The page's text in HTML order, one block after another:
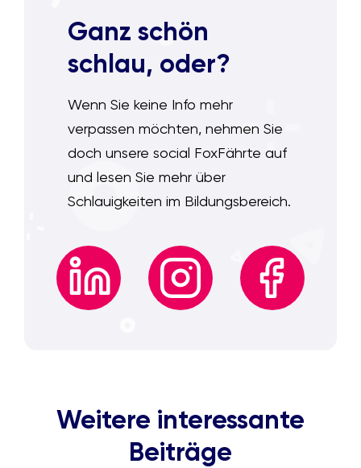
Ganz schön
schlau, oder?
Wenn Sie keine Info mehr
verpassen möchten, nehmen Sie
doch unsere social FoxFährte auf
und lesen Sie mehr über
Schlauigkeiten im Bildungsbereich.
Weitere interessante
Beiträge